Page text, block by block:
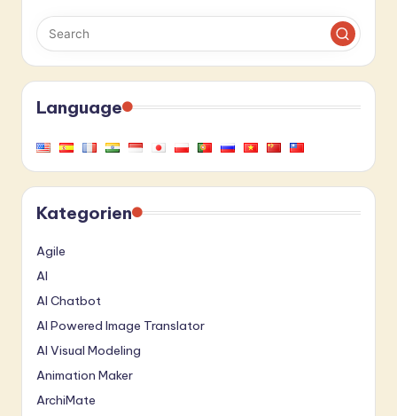
Language
Kategorien
Agile
AI
AI Chatbot
AI Powered Image Translator
AI Visual Modeling
Animation Maker
ArchiMate